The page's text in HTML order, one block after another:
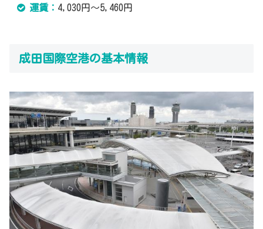
運賃： 4,030円～5,460円
成田国際空港の基本情報